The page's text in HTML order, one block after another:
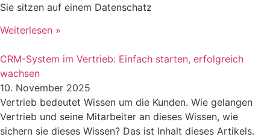
Sie sitzen auf einem Datenschatz
Weiterlesen »
CRM-System im Vertrieb: Einfach starten, erfolgreich
wachsen
10. November 2025
Vertrieb bedeutet Wissen um die Kunden. Wie gelangen
Vertrieb und seine Mitarbeiter an dieses Wissen, wie
sichern sie dieses Wissen? Das ist Inhalt dieses Artikels.